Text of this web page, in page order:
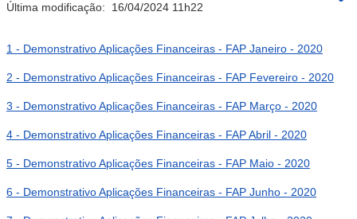
Última modificação: 16/04/2024 11h22
1 - Demonstrativo Aplicações Financeiras - FAP Janeiro - 2020
2 - Demonstrativo Aplicações Financeiras - FAP Fevereiro - 2020
3 - Demonstrativo Aplicações Financeiras - FAP Março - 2020
4 - Demonstrativo Aplicações Financeiras - FAP Abril - 2020
5 - Demonstrativo Aplicações Financeiras - FAP Maio - 2020
6 - Demonstrativo Aplicações Financeiras - FAP Junho - 2020